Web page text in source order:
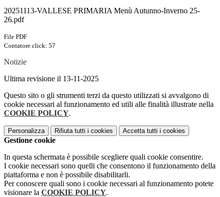
20251113-VALLESE PRIMARIA Menù Autunno-Inverno 25-
26.pdf
File PDF
Contatore click: 57
Notizie
Ultima revisione il 13-11-2025
Questo sito o gli strumenti terzi da questo utilizzati si avvalgono di
cookie necessari al funzionamento ed utili alle finalità illustrate nella
COOKIE POLICY.
Personalizza Rifiuta tutti i cookies Accetta tutti i cookies
Gestione cookie
In questa schermata è possibile scegliere quali cookie consentire.
I cookie necessari sono quelli che consentono il funzionamento della
piattaforma e non è possibile disabilitarli.
Per conoscere quali sono i cookie necessari al funzionamento potete
visionare la COOKIE POLICY.